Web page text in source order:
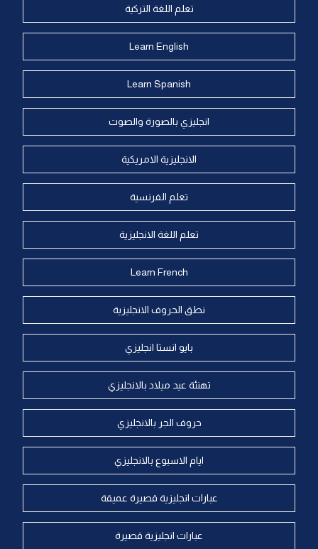
تعلم اللغة التركية
Learn English
Learn Spanish
انجليزي بالصورة والصوت
الانجليزية الامريكية
تعلم الفرنسية
تعلم اللغة الانجليزية
Learn French
نطق الحروف الانجليزية
بايو انستا انجليزي
تهنئة عيد ميلاد بالانجليزي
حروف الجر بالانجليزي
ايام الاسبوع بالانجليزي
عبارات انجليزية قصيرة عميقة
عبارات انجليزية قصيرة